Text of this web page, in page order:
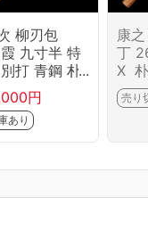
柳刃包
九寸半 特
打 青鋼 朴
B6672
円
あり
康
丁
X
売り